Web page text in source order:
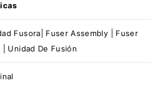
Fusora| Fuser Assembly | Fuser
| Unidad De Fusión